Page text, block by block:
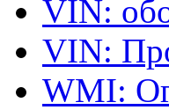
VIN:
VIN:
WMI: